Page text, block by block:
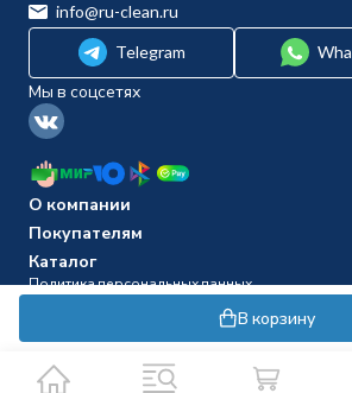
В корзину
info@ru-clean.ru
Telegram
Мы в соцсетях
О компании
Покупателям
Каталог
Политика персональных данных